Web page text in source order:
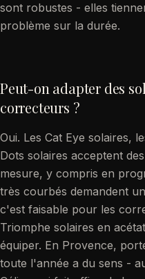
sont robustes - elles
problème sur la durée.
Peut-on adapter des
correcteurs ?
Oui. Les Cat Eye solaires,
Dots solaires acceptent
mesure, y compris en
très courbés demandent
c'est faisable pour les
Triomphe solaires en
équiper. En Provence,
toute l'année a du sens -